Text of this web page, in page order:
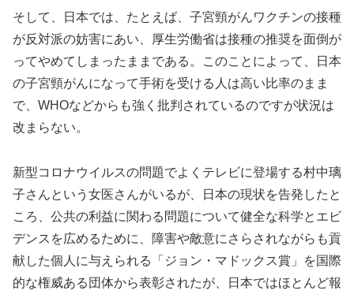
そして、日本では、たとえば、子宮頸がんワクチンの接種
が反対派の妨害にあい、厚生労働省は接種の推奨を面倒が
ってやめてしまったままである。このことによって、日本
の子宮頸がんになって手術を受ける人は高い比率のまま
で、WHOなどからも強く批判されているのですが状況は
改まらない。
新型コロナウイルスの問題でよくテレビに登場する村中璃
子さんという女医さんがいるが、日本の現状を告発したと
ころ、公共の利益に関わる問題について健全な科学とエビ
デンスを広めるために、障害や敵意にさらされながらも貢
献した個人に与えられる「ジョン・マドックス賞」を国際
的な権威ある団体から表彰されたが、日本ではほとんど報